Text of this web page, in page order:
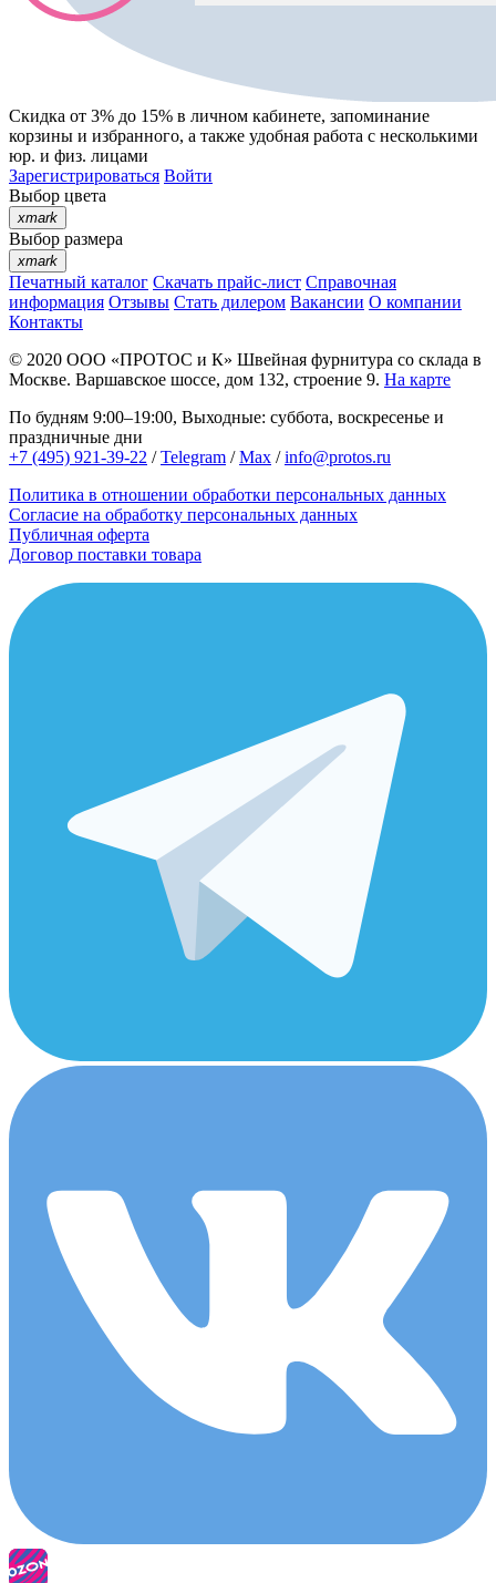
Скидка от 3% до 15% в личном кабинете, запоминание
корзины и избранного, а также удобная работа с несколькими
юр. и физ. лицами
Зарегистрироваться Войти
Выбор цвета
xmark
Выбор размера
xmark
Печатный каталог Скачать прайс-лист Справочная
информация Отзывы Стать дилером Вакансии О компании
Контакты
© 2020 ООО «ПРОТОС и К» Швейная фурнитура со склада в
Москве. Варшавское шоссе, дом 132, строение 9. На карте
По будням 9:00–19:00, Выходные: суббота, воскресенье и
праздничные дни
+7 (495) 921-39-22 /Telegram /Max /info@protos.ru
Политика в отношении обработки персональных данных
Согласие на обработку персональных данных
Публичная оферта
Договор поставки товара